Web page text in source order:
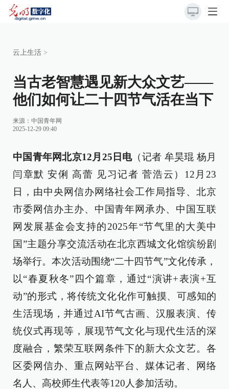
云上生活 >
当古老智慧遇见新大众文艺——
他们如何让二十四节气活在当下
来源： 中国青年网
2025-12-29 09:40
中国青年网北京12月25日电（记者 牟昊琨 杨月
闫章默 安俐 高蕾 见习记者 菅浩云）12月23
日，由中央网信办网络社会工作局指导、北京
市委网信办主办、中国青年网承办、中国互联
网发展基金会支持的2025年“节气里的大美中
国”主题分享交流活动在北京西城文化馆缤纷剧
场举行。本次活动围绕“二十四节气”文化传承，
以“春夏秋冬”四个篇章，通过“演讲+表演+互
动”的形式，将传统文化化作可触摸、可感知的
生活现场，并通过AI节气古画、汉服表演、传
统仪式再现等，展现节气文化与现代生活的深
度融合，繁荣互联网条件下的新大众文艺。各
区委网信办、重点网站平台、媒体记者、网络
名人、高校师生代表等120人参加活动。